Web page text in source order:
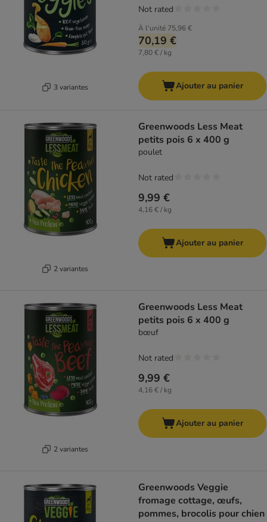
3 variantes
À l'unité 75,96 €
70,19 €
7,80 € / kg
Not rated
Ajouter au panier
2 variantes
Greenwoods Less Meat
petits pois 6 x 400 g
poulet
9,99 €
4,16 € / kg
Not rated
Ajouter au panier
2 variantes
Greenwoods Less Meat
petits pois 6 x 400 g
bœuf
9,99 €
4,16 € / kg
Not rated
Ajouter au panier
Greenwoods Veggie
fromage cottage, œufs,
pommes, brocolis pour chien